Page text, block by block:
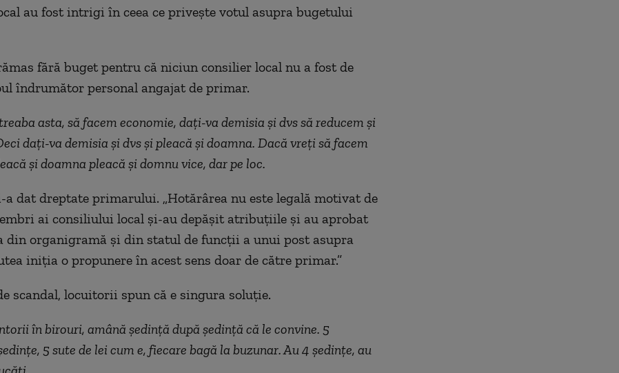
au fost intrigi în ceea ce privește votul asupra bugetului
fără buget pentru că niciun consilier local nu a fost de
îndrumător personal angajat de primar.
asta, să facem economie, dați-va demisia și dvs să reducem și
dați-va demisia și dvs și pleacă și doamna. Dacă vreți să facem
și doamna pleacă și domnu vice, dar pe loc.
a dat dreptate primarului. „Hotărârea nu este legală motivat de
ai consiliului local și-au depășit atribuțiile și au aprobat
din organigramă și din statul de funcții a unui post asupra
iniția o propunere în acest sens doar de către primar.”
scandal, locuitorii spun că e singura soluție.
în birouri, amână ședință după ședință că le convine. 5
5 sute de lei cum e, fiecare bagă la buzunar. Au 4 ședințe, au